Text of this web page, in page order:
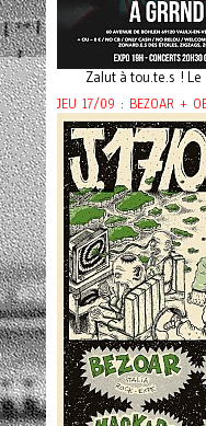
Zalut à tou.te.s ! Le
JEU 17/09 : BEZOAR +